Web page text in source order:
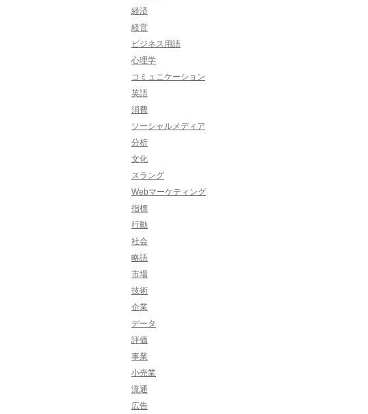
ン
経済
経営
ビジネス用語
心理学
コミュニケーション
英語
消費
ソーシャルメディア
分析
文化
スラング
Webマーケティング
指標
行動
社会
略語
市場
技術
企業
データ
評価
事業
小売業
流通
広告